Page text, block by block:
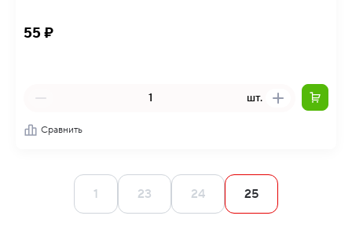
55 ₽
шт.
Сравнить
1 23 24 25